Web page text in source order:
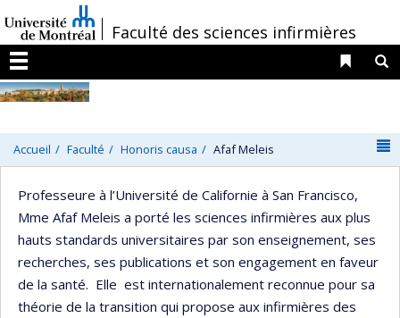
au
contenu
/Faculté des sciences infirmières
Menu
Liens
Accueil Faculté Honoris causa Afaf Meleis
Professeure à l’Université de Californie à San Francisco,
Mme Afaf Meleis a porté les sciences infirmières aux plus
hauts standards universitaires par son enseignement, ses
recherches, ses publications et son engagement en faveur
de la santé. Elle est internationalement reconnue pour sa
théorie de la transition qui propose aux infirmières des